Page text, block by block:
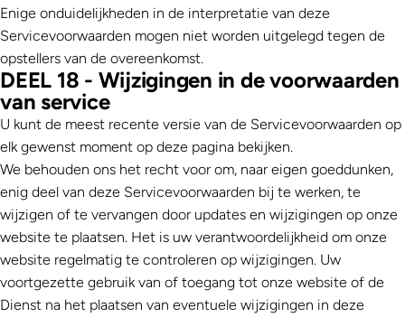
Enige onduidelijkheden in de interpretatie van deze
Servicevoorwaarden mogen niet worden uitgelegd tegen de
opstellers van de overeenkomst.
DEEL 18 - Wijzigingen in de voorwaarden
van service
U kunt de meest recente versie van de Servicevoorwaarden op
elk gewenst moment op deze pagina bekijken.
We behouden ons het recht voor om, naar eigen goeddunken,
enig deel van deze Servicevoorwaarden bij te werken, te
wijzigen of te vervangen door updates en wijzigingen op onze
website te plaatsen. Het is uw verantwoordelijkheid om onze
website regelmatig te controleren op wijzigingen. Uw
voortgezette gebruik van of toegang tot onze website of de
Dienst na het plaatsen van eventuele wijzigingen in deze